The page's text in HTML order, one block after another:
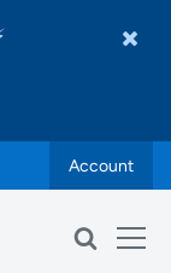
Account